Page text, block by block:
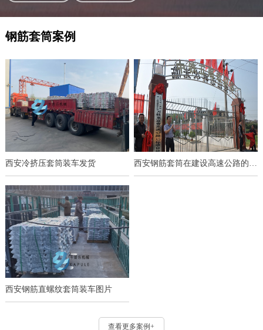
钢筋套筒案例
西安冷挤压套筒装车发货 西安钢筋套筒在建设高速公路的应用
西安钢筋直螺纹套筒装车图片
查看更多案例+